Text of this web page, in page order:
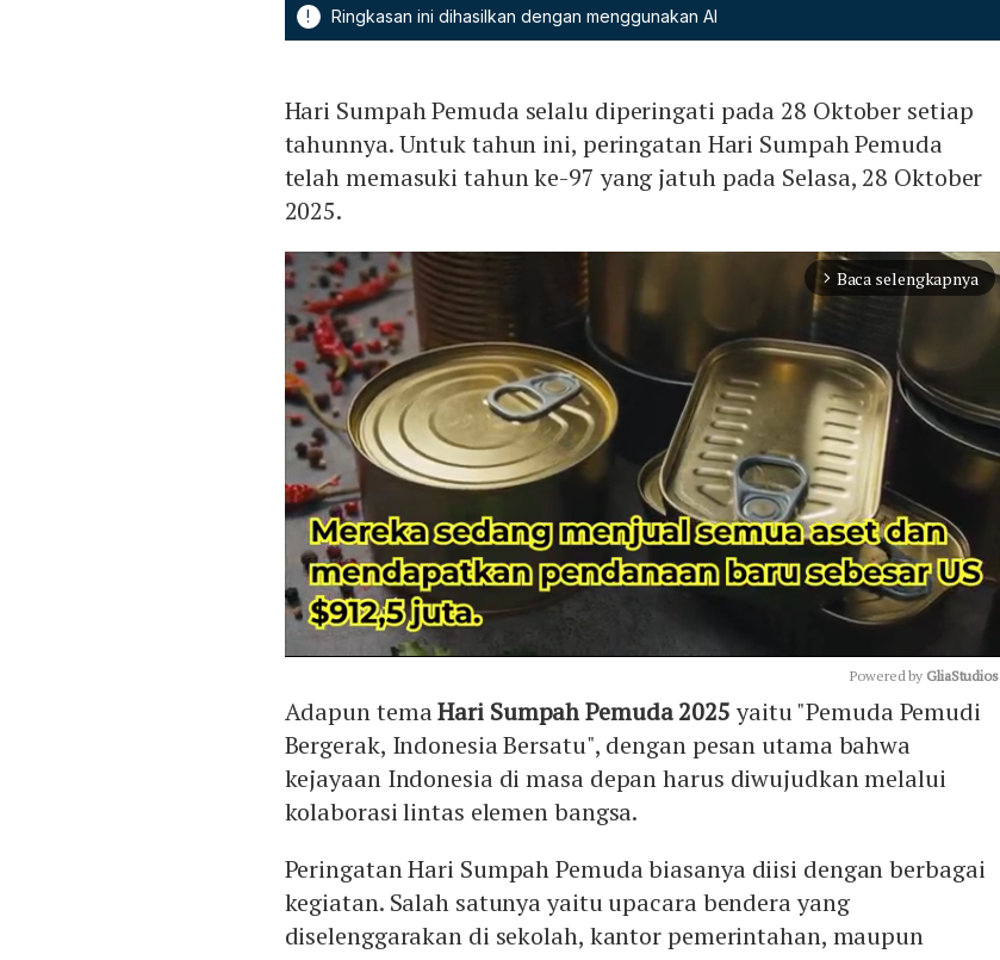
! Ringkasan ini dihasilkan dengan menggunakan AI
Hari Sumpah Pemuda selalu diperingati pada 28 Oktober setiap
tahunnya. Untuk tahun ini, peringatan Hari Sumpah Pemuda
telah memasuki tahun ke-97 yang jatuh pada Selasa, 28 Oktober
2025.
arrow_forward_ios Baca selengkapnya
Mute
Powered by GliaStudios
Adapun temaHari Sumpah Pemuda 2025yaitu "Pemuda Pemudi
Bergerak, Indonesia Bersatu", dengan pesan utama bahwa
kejayaan Indonesia di masa depan harus diwujudkan melalui
kolaborasi lintas elemen bangsa.
Peringatan Hari Sumpah Pemuda biasanya diisi dengan berbagai
kegiatan. Salah satunya yaitu upacara bendera yang
diselenggarakan di sekolah, kantor pemerintahan, maupun